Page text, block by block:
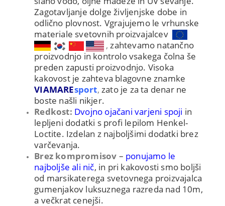
Zagotavljanje dolge življenjske dobe in
odlično plovnost. Vgrajujemo le vrhunske
materiale svetovnih proizvajalcev
,zahtevamo natančno
proizvodnjo in kontrolo vsakega čolna še
preden zapusti proizvodnjo. Visoka
kakovost je zahteva blagovne znamke
VIAMAREsport,zato je za ta denar ne
boste našli nikjer.
Redkost: Dvojno ojačani varjeni spoji in
lepljeni dodatki s profi lepilom Henkel-
Loctite. Izdelan z najboljšimi dodatki brez
varčevanja.
Brez kompromisov – ponujamo le
najboljše ali nič, in pri kakovosti smo boljši
od marsikaterega svetovnega proizvajalca
gumenjakov luksuznega razreda nad 10m,
a večkrat cenejši.